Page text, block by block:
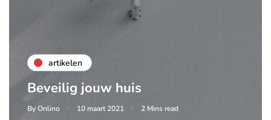
artikelen
Beveilig jouw huis
ByOnlino 10 maart 2021 2 Mins read